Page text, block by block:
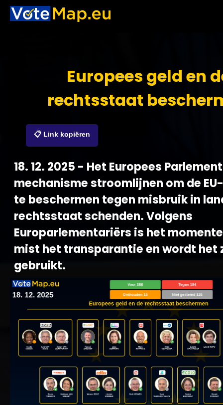
Europees geld en
rechtsstaat
📋 Link kopiëren
18. 12. 2025 - Het Europees
mechanisme stroomlijnen om de
te beschermen tegen misbruik in
rechtsstaat schenden. Volgens
Europarlementariërs is het
mist het transparantie en wordt het
gebruikt.